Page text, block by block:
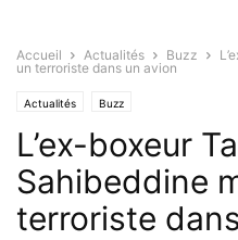
Accueil Actualités Buzz
un terroriste dans un avion
Actualités Buzz
L’ex-boxeur
Sahibeddine
terroriste